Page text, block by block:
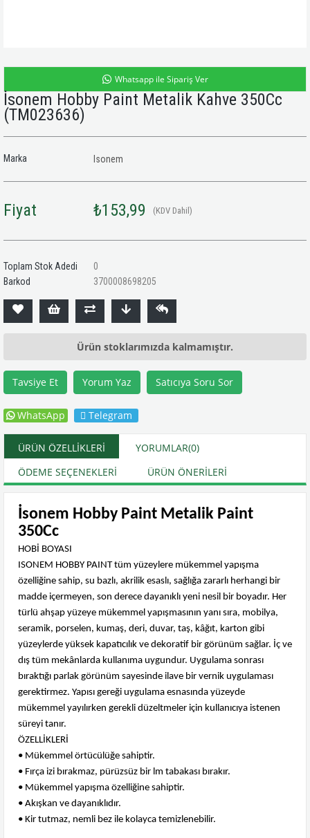
Whatsapp ile Sipariş Ver
İsonem Hobby Paint Metalik Kahve 350Cc
(TM023636)
Marka Isonem
Fiyat ₺153,99 (KDV Dahil)
Toplam Stok Adedi
0
Barkod
3700008698205
Ürün stoklarımızda kalmamıştır.
Tavsiye Et Yorum Yaz Satıcıya Soru Sor
WhatsApp Telegram
ÜRÜN ÖZELLIKLERI YORUMLAR(0)
ÖDEME SEÇENEKLERI
ÜRÜN ÖNERILERI
İsonem Hobby Paint Metalik Paint
350Cc
HOBİ BOYASI
ISONEM HOBBY PAINT tüm yüzeylere mükemmel yapışma
özelliğine sahip, su bazlı, akrilik esaslı, sağlığa zararlı herhangi bir
madde içermeyen, son derece dayanıklı yeni nesil bir boyadır. Her
türlü ahşap yüzeye mükemmel yapışmasının yanı sıra, mobilya,
seramik, porselen, kumaş, deri, duvar, taş, kâğıt, karton gibi
yüzeylerde yüksek kapatıcılık ve dekoratif bir görünüm sağlar. İç ve
dış tüm mekânlarda kullanıma uygundur. Uygulama sonrası
bıraktığı parlak görünüm sayesinde ilave bir vernik uygulaması
gerektirmez. Yapısı gereği uygulama esnasında yüzeyde
mükemmel yayılırken gerekli düzeltmeler için kullanıcıya istenen
süreyi tanır.
ÖZELLİKLERİ
• Mükemmel örtücülüğe sahiptir.
• Fırça izi bırakmaz, pürüzsüz bir lm tabakası bırakır.
• Mükemmel yapışma özelliğine sahiptir.
• Akışkan ve dayanıklıdır.
• Kir tutmaz, nemli bez ile kolayca temizlenebilir.